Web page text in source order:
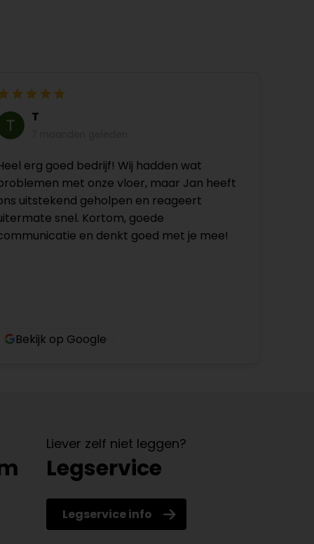
T
erg goed bedrijf! Wij hadden wat
met onze vloer, maar Jan heeft
uitstekend geholpen en reageert
snel. Kortom, goede
en denkt goed met je mee!
Bekijk op Google
Liever zelf niet leggen?
Legservice
Legservice info